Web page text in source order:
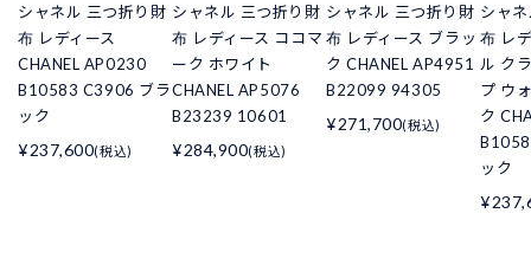
シャネル 三つ折り財
布 レディース
CHANEL AP0230
B10583 C3906 ブラ
ック
¥237,600(税込)
シャネル 三つ折り財
布 レディース ココマ
ーク ホワイト
CHANEL AP5076
B23239 10601
¥284,900(税込)
シャネル 三つ折り財
布 レディース ブラッ
ク CHANEL AP4951
B22099 94305
¥271,700(税込)
シャ
布 レ
ル ク
プ ウ
ク
ック